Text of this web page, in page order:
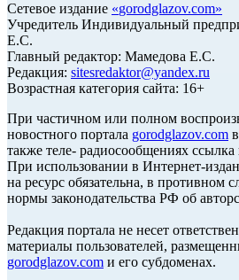
Сетевое издание «gorodglazov.com»
Учредитель Индивидуальный
Е.С.
Главный редактор: Мамедова Е.С.
Редакция: sitesredaktor@yandex.ru
Возрастная категория сайта: 16+
При частичном или полном
новостного портала gorodglazov.com
также теле- радиосообщениях ссылка
При использовании в Интернет-
на ресурс обязательна, в противном
нормы законодательства РФ об
Редакция портала не несет
материалы пользователей,
gorodglazov.com и его субдоменах.